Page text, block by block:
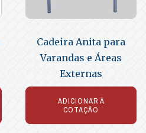
Cadeira Anita para
Varandas e Áreas
Externas
ADICIONAR À
COTAÇÃO